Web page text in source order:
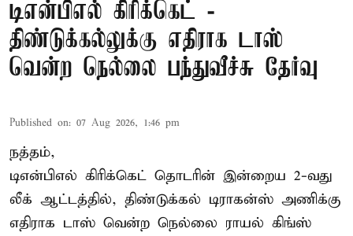
டிஎன்பிஎல் கிரிக்கெட் -
திண்டுக்கல்லுக்கு எதிராக டாஸ்
வென்ற நெல்லை பந்துவீச்சு தேர்வு
Published on: 07 Aug 2026, 1:46 pm
நத்தம்,
டிஎன்பிஎல் கிரிக்கெட் தொடரின் இன்றைய 2-வது
லீக் ஆட்டத்தில், திண்டுக்கல் டிராகன்ஸ் அணிக்கு
எதிராக டாஸ் வென்ற நெல்லை ராயல் கிங்ஸ்